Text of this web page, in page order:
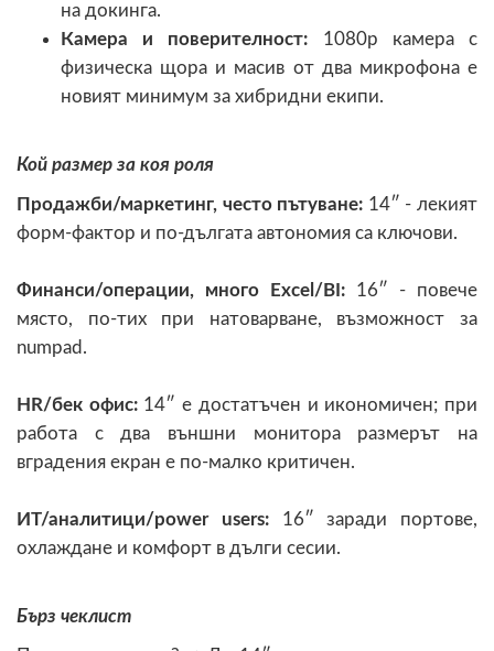
на докинга.
Камера и поверителност: 1080p камера с
физическа щора и масив от два микрофона е
новият минимум за хибридни екипи.
Кой размер за коя роля
Продажби/маркетинг, често пътуване: 14″ - лекият
форм-фактор и по-дългата автономия са ключови.
Финанси/операции, много Excel/BI: 16″ - повече
място, по-тих при натоварване, възможност за
numpad.
HR/бек офис:14″ е достатъчен и икономичен; при
работа с два външни монитора размерът на
вградения екран е по-малко критичен.
ИТ/аналитици/power users:16″ заради портове,
охлаждане и комфорт в дълги сесии.
Бърз чеклист